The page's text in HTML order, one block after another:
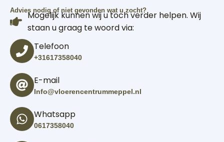
Advies nodig of niet gevonden wat u zocht?
Mogelijk kunnen wij u toch verder helpen. Wij
staan u graag te woord via:
Telefoon
+31617358040
E-mail
Info@vloerencentrummeppel.nl
Whatsapp
0617358040